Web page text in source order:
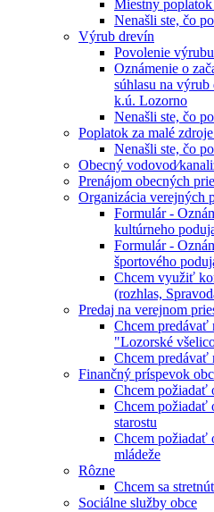
Miestny
Nenašli ste, čo
Výrub drevín
Povolenie
Oznámenie o
súhlasu na
k.ú. Lozorno
Nenašli ste, čo
Poplatok za malé
Nenašli ste, čo
Obecný
Prenájom obecných
Organizácia verejných
Formulár -
kultúrneho
Formulár -
športového
Chcem využiť
(rozhlas,
Predaj na verejnom
Chcem predávať
"Lozorské
Chcem predávať
Finančný príspevok
Chcem požiadať
Chcem požiadať
starostu
Chcem požiadať
mládeže
Rôzne
Chcem sa
Sociálne služby obce